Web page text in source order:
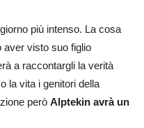
più intenso. La cosa
aver visto suo figlio
a raccontargli la verità
la vita i genitori della
però Alptekin avrà un